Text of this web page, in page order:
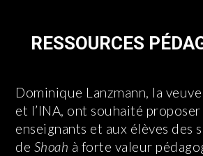
RESSOURCES
Dominique Lanzmann, la
et l’INA, ont souhaité proposer
enseignants et aux élèves des
de Shoah à forte valeur